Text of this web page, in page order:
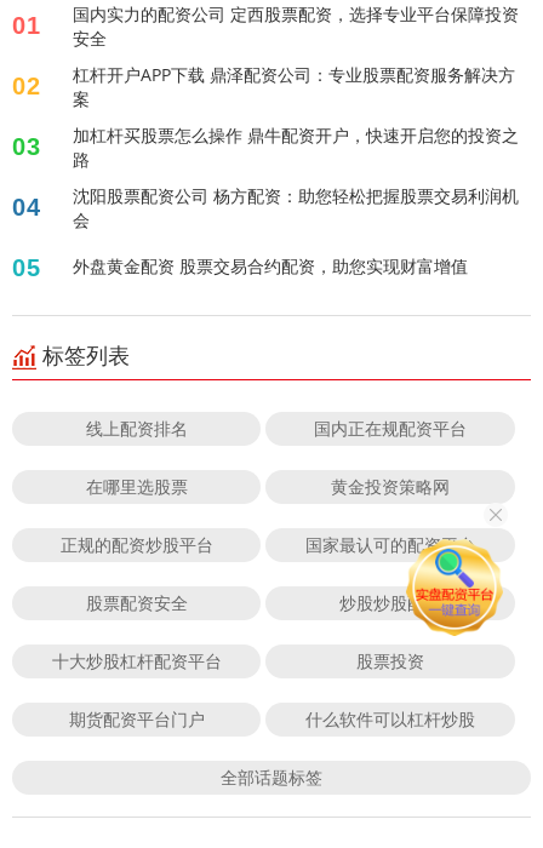
01
国内实力的配资公司 定西股票配资，选择专业平台保障投资
安全
02
杠杆开户APP下载 鼎泽配资公司：专业股票配资服务解决方
案
03
加杠杆买股票怎么操作 鼎牛配资开户，快速开启您的投资之
路
04
沈阳股票配资公司 杨方配资：助您轻松把握股票交易利润机
会
05 外盘黄金配资 股票交易合约配资，助您实现财富增值
标签列表
线上配资排名 国内正在规配资平台
在哪里选股票 黄金投资策略网
正规的配资炒股平台 国家最认可的配资平台
股票配资安全 炒股炒股配资
十大炒股杠杆配资平台 股票投资
期货配资平台门户 什么软件可以杠杆炒股
全部话题标签